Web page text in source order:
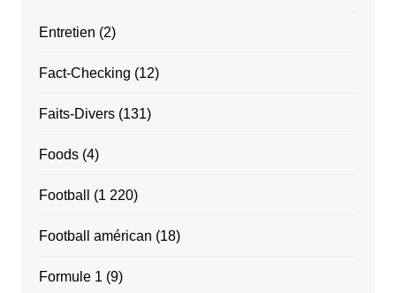
Entretien (2)
Fact-Checking (12)
Faits-Divers(131)
Foods(4)
Football (1 220)
Football américan (18)
Formule 1 (9)